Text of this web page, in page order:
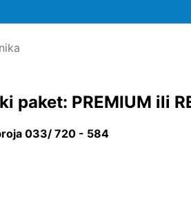
PREMIUM ili
033/ 720 - 584